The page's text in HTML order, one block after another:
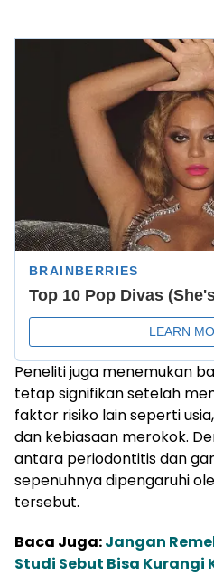
Peneliti juga menemukan
tetap signifikan setelah
faktor risiko lain seperti
dan kebiasaan merokok.
antara periodontitis dan
sepenuhnya dipengaruhi
tersebut.
Baca Juga:Jangan
Studi Sebut Bisa Kurangi